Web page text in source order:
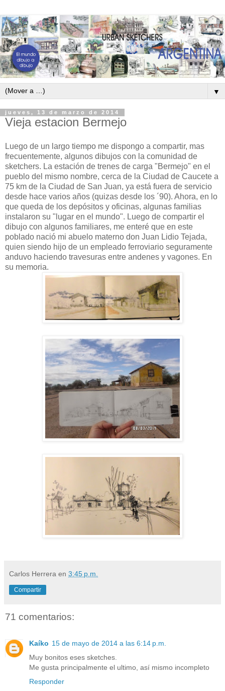
▼
jueves, 13 de marzo de 2014
Vieja estacion Bermejo
Luego de un largo tiempo me dispongo a compartir, mas
frecuentemente, algunos dibujos con la comunidad de
sketchers. La estación de trenes de carga "Bermejo" en el
pueblo del mismo nombre, cerca de la Ciudad de Caucete a
75 km de la Ciudad de San Juan, ya está fuera de servicio
desde hace varios años (quizas desde los ´90). Ahora, en lo
que queda de los depósitos y oficinas, algunas familias
instalaron su "lugar en el mundo". Luego de compartir el
dibujo con algunos familiares, me enteré que en este
poblado nació mi abuelo materno don Juan Lidio Tejada,
quien siendo hijo de un empleado ferroviario seguramente
anduvo haciendo travesuras entre andenes y vagones. En
su memoria.
Carlos Herrera en 3:45 p.m.
Compartir
71 comentarios:
Kaíko 15 de mayo de 2014 a las 6:14 p.m.
Muy bonitos eses sketches.
Me gusta principalmente el ultimo, así mismo incompleto
Responder